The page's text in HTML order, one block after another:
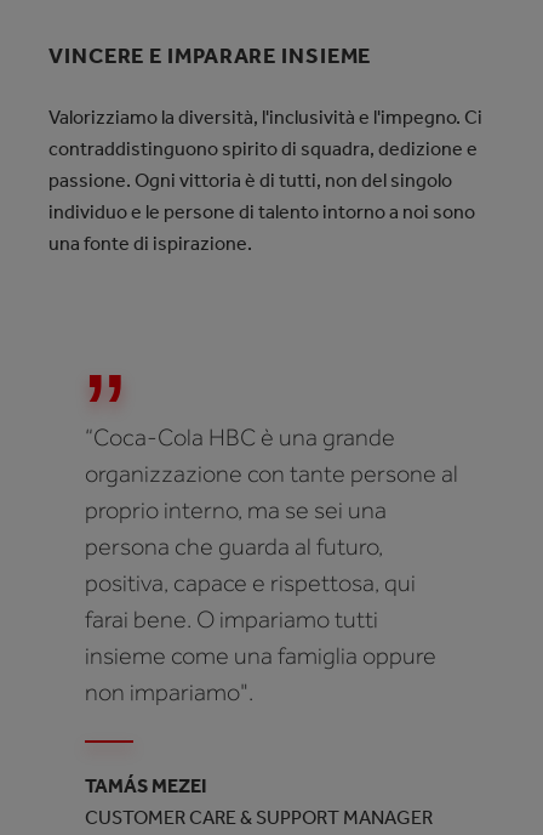
VINCERE E IMPARARE INSIEME
Valorizziamo la diversità, l'inclusività e l'impegno. Ci
contraddistinguono spirito di squadra, dedizione e
passione. Ogni vittoria è di tutti, non del singolo
individuo e le persone di talento intorno a noi sono
una fonte di ispirazione.
“Coca-Cola HBC è una grande
organizzazione con tante persone al
proprio interno, ma se sei una
persona che guarda al futuro,
positiva, capace e rispettosa, qui
farai bene. O impariamo tutti
insieme come una famiglia oppure
non impariamo".
TAMÁS MEZEI
CUSTOMER CARE & SUPPORT MANAGER